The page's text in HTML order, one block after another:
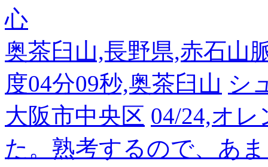
心
奥茶臼山,長野県,赤石山
度04分09秒,奥茶臼山 シ
大阪市中央区 04/24,オ
た。熟考するので、あ